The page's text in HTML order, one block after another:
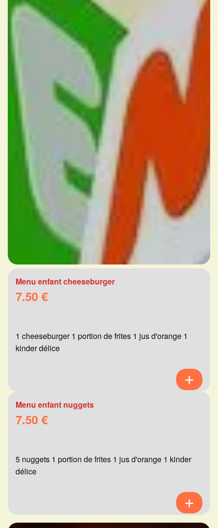
Menu enfant cheeseburger
7.50 €
1 cheeseburger 1 portion de frites 1 jus d'orange 1
kinder délice
Menu enfant nuggets
7.50 €
5 nuggets 1 portion de frites 1 jus d'orange 1 kinder
délice